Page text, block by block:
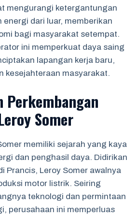
mengurangi ketergantungan
energi dari luar, memberikan
bagi masyarakat setempat.
ini memperkuat daya saing
lapangan kerja baru,
kesejahteraan masyarakat.
Perkembangan
Somer
memiliki sejarah yang kaya
dan penghasil daya. Didirikan
Prancis, Leroy Somer awalnya
motor listrik. Seiring
teknologi dan permintaan
perusahaan ini memperluas